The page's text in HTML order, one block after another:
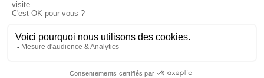
Mes favoris
© GAZ D’AUJOURD'HUI 2018